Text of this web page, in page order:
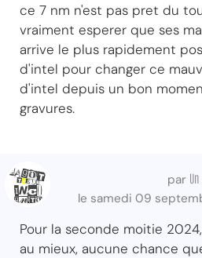
ce 7 nm n'est pas pret du
vraiment esperer que ses
arrive le plus rapidement
d'intel pour changer ce
d'intel depuis un bon
gravures.
par
le samedi 09
Pour la seconde moitie
au mieux, aucune chance